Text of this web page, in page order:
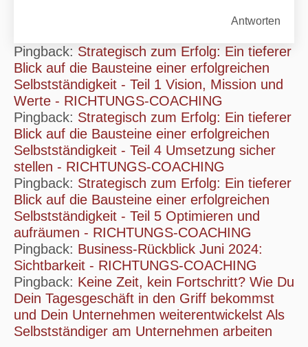
Antworten
Pingback: Strategisch zum Erfolg: Ein tieferer
Blick auf die Bausteine einer erfolgreichen
Selbstständigkeit - Teil 1 Vision, Mission und
Werte - RICHTUNGS-COACHING
Pingback: Strategisch zum Erfolg: Ein tieferer
Blick auf die Bausteine einer erfolgreichen
Selbstständigkeit - Teil 4 Umsetzung sicher
stellen - RICHTUNGS-COACHING
Pingback: Strategisch zum Erfolg: Ein tieferer
Blick auf die Bausteine einer erfolgreichen
Selbstständigkeit - Teil 5 Optimieren und
aufräumen - RICHTUNGS-COACHING
Pingback: Business-Rückblick Juni 2024:
Sichtbarkeit - RICHTUNGS-COACHING
Pingback: Keine Zeit, kein Fortschritt? Wie Du
Dein Tagesgeschäft in den Griff bekommst
und Dein Unternehmen weiterentwickelst Als
Selbstständiger am Unternehmen arbeiten